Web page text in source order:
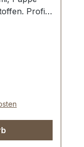
Profi-
Arbeit